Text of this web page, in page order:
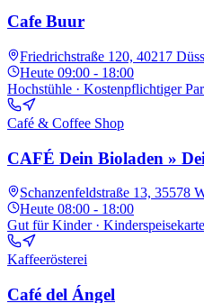
Cafe Buur
Friedrichstraße 120, 40217
Heute 09:00 - 18:00
Hochstühle · Kostenpflichtiger
Café & Coffee Shop
CAFÉ Dein Bioladen »
Schanzenfeldstraße 13, 35578
Heute 08:00 - 18:00
Gut für Kinder · Kinderspeisekarte
Kaffeerösterei
Café del Ángel